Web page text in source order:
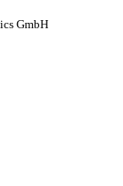
GmbH